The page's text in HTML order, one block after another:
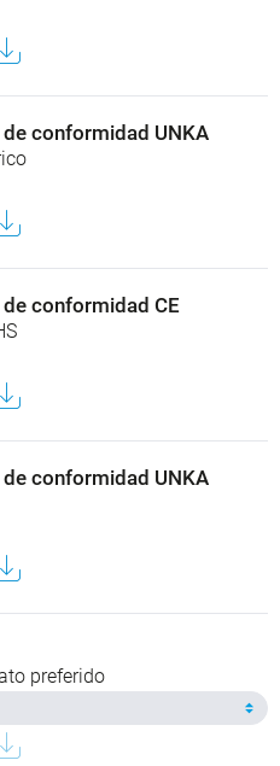
conformidad UNKA
conformidad CE
conformidad UNKA
preferido